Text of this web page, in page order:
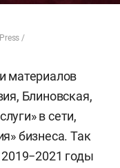
/
материалов
Блиновская,
в сети,
бизнеса. Так
годы